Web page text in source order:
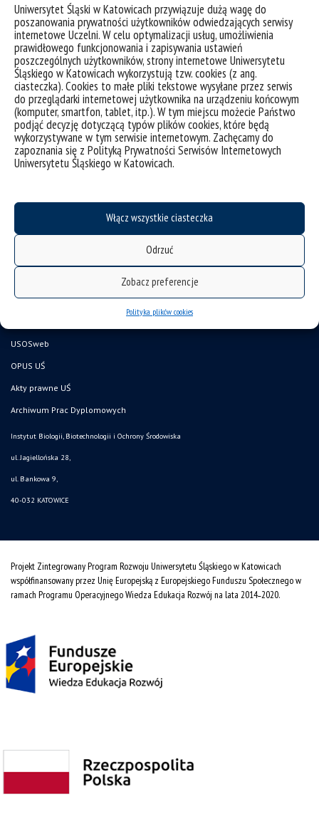
Uniwersytet Śląski w Katowicach przywiązuje dużą wagę do
poszanowania prywatności użytkowników odwiedzających serwisy
internetowe Uczelni. W celu optymalizacji usług, umożliwienia
prawidłowego funkcjonowania i zapisywania ustawień
poszczególnych użytkowników, strony internetowe Uniwersytetu
Śląskiego w Katowicach wykorzystują tzw. cookies (z ang.
ciasteczka). Cookies to małe pliki tekstowe wysyłane przez serwis
do przeglądarki internetowej użytkownika na urządzeniu końcowym
(komputer, smartfon, tablet, itp.). W tym miejscu możecie Państwo
podjąć decyzję dotyczącą typów plików cookies, które będą
wykorzystywane w tym serwisie internetowym. Zachęcamy do
zapoznania się z Polityką Prywatności Serwisów Internetowych
Uniwersytetu Śląskiego w Katowicach.
Włącz wszystkie ciasteczka
Odrzuć
Zobacz preferencje
Polityka plików cookies
kategorie:aktualności osiągnięcia
wiadomości
tagi :badania fullbright genetyka roślin impact award jęczmień stem
Wydział Nauk Przyrodniczych
Kandydat
USOSweb
OPUS UŚ
Akty prawne UŚ
Archiwum Prac Dyplomowych
Instytut Biologii, Biotechnologii i Ochrony Środowiska
ul. Jagiellońska 28,
ul. Bankowa 9,
40-032 KATOWICE
Projekt Zintegrowany Program Rozwoju Uniwersytetu Śląskiego w Katowicach
współfinansowany przez Unię Europejską z Europejskiego Funduszu Społecznego w
ramach Programu Operacyjnego Wiedza Edukacja Rozwój na lata 2014˗2020.